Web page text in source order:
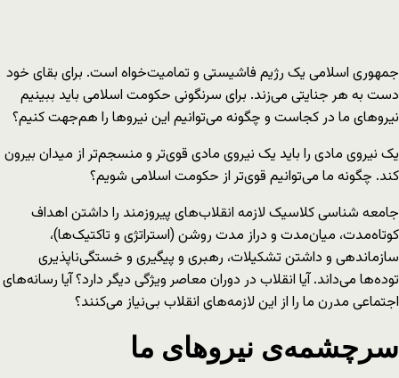
جمهوری اسلامی یک رژیم فاشیستی و تمامیت‌خواه است. برای بقای خود
دست به هر جنایتی می‌زند. برای سرنگونی حکومت اسلامی باید ببینیم
نیروهای ما در کجاست و چگونه می‌توانیم این نیروها را هم‌جهت کنیم؟
یک نیروی مادی را باید یک نیروی مادی قوی‌تر و منسجم‌تر از میدان بیرون
کند. چگونه ما می‌توانیم قوی‌تر از حکومت اسلامی شویم؟
جامعه شناسی کلاسیک لازمه انقلاب‌های پیروزمند را داشتن اهداف
کوتاه‌مدت، میان‌مدت و دراز مدت روشن (استراتژی و تاکتیک‌ها)،
سازماندهی و داشتن تشکیلات، رهبری و پیگیری و خستگی‌ناپذیری
توده‌ها می‌داند. آیا انقلاب در دوران معاصر ویژگی دیگر دارد؟ آیا رسانه‌های
اجتماعی مدرن ما را از این لازمه‌های انقلاب بی‌نیاز می‌کنند؟
سرچشمه‌ی نیروهای ما